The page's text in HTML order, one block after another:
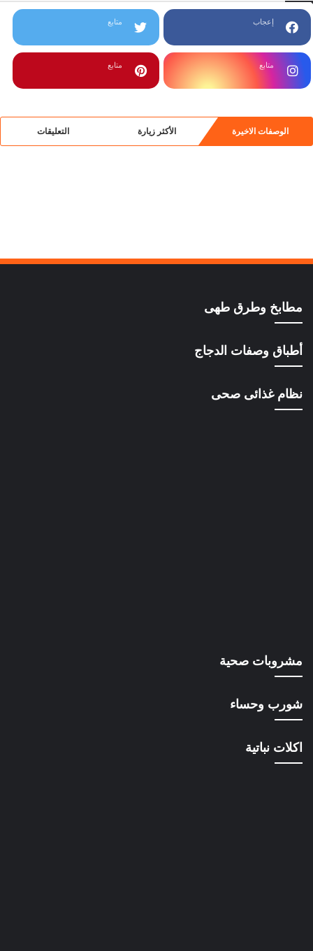
إعجاب متابع
متابع متابع
الوصفات الاخيرة الأكثر زيارة التعليقات
مطابخ وطرق طهى
أطباق وصفات الدجاج
نظام غذائى صحى
مشروبات صحية
شورب وحساء
اكلات نباتية